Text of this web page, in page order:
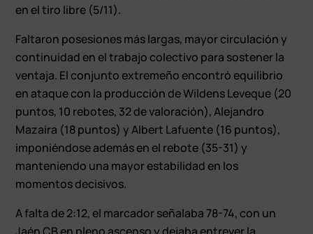
en el tiro libre (5/11).
Faltaron posesiones más largas, mayor circulación y
continuidad en el trabajo colectivo para sostener la
ventaja. El conjunto extremeño encontró equilibrio
en ataque con la producción de Wildens Leveque (20
puntos, 10 rebotes, 32 de valoración), Alejandro
Mazaira (18 puntos) y Albert Lafuente (16 puntos),
imponiéndose además en el rebote (35-31) y
manteniendo una mayor estabilidad en los
momentos decisivos.
A falta de 2:12, el marcador señalaba 78-74, con un